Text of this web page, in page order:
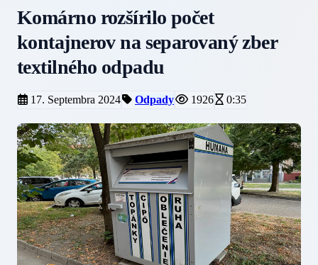
Komárno rozšírilo počet
kontajnerov na separovaný zber
textilného odpadu
17. Septembra 2024 Odpady 1926 0:35